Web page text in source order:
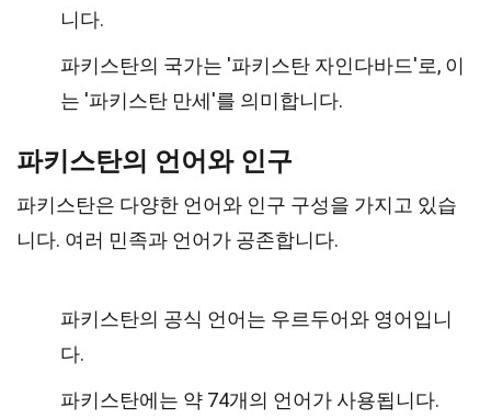
니다.
파키스탄의 국가는 '파키스탄 자인다바드'로, 이
는 '파키스탄 만세'를 의미합니다.
파키스탄의 언어와 인구
파키스탄은 다양한 언어와 인구 구성을 가지고 있습
니다. 여러 민족과 언어가 공존합니다.
파키스탄의 공식 언어는 우르두어와 영어입니
다.
파키스탄에는 약 74개의 언어가 사용됩니다.